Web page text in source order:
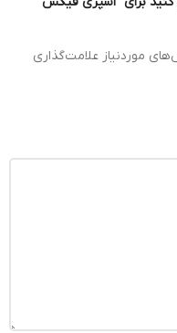
موردنیاز علامت‌گذاری